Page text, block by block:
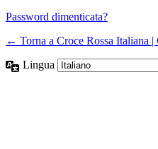
Password dimenticata?
← Torna a Croce Rossa Italiana
Lingua